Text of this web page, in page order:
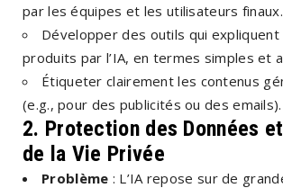
par les équipes et les utilisateurs finaux.
Développer des outils qui
produits par l’IA, en termes simples et
Étiqueter clairement les contenus
(e.g., pour des publicités ou des emails).
2. Protection des Données
de la Vie Privée
Problème : L’IA repose sur de